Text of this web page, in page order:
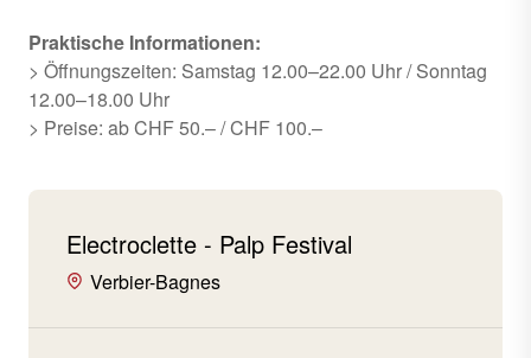
Praktische Informationen:
> Öffnungszeiten: Samstag 12.00–22.00 Uhr / Sonntag
12.00–18.00 Uhr
> Preise: ab CHF 50.– / CHF 100.–
Electroclette - Palp Festival
Verbier-Bagnes